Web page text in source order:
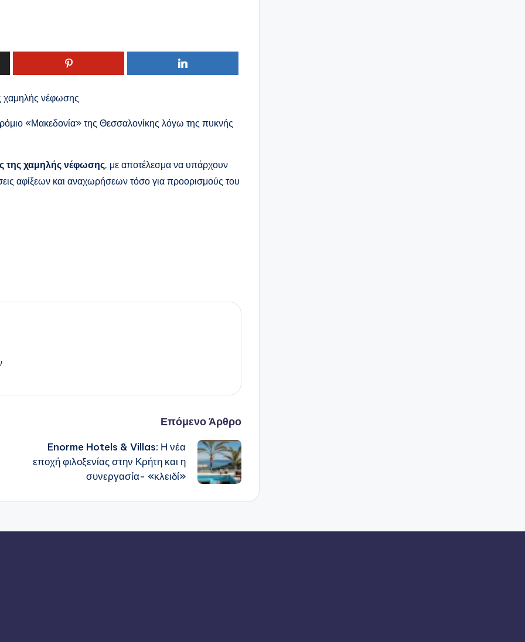
χαμηλής νέφωσης
«Μακεδονία» της Θεσσαλονίκης λόγω της πυκνής
της χαμηλής νέφωσης, με αποτέλεσμα να υπάρχουν
αφίξεων και αναχωρήσεων τόσο για προορισμούς του
Επόμενο Άρθρο
Enorme Hotels & Villas: Η νέα
εποχή φιλοξενίας στην Κρήτη και η
συνεργασία- «κλειδί»